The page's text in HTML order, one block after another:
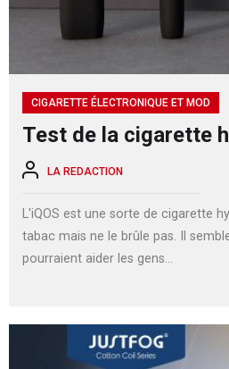
CIGARETTE ÉLECTRONIQUE ET MOD
Test de la cigarette
LA REDACTION
L'iQOS est une sorte de cigarette
tabac mais ne le brûle pas. Il
pourraient aider les gens...